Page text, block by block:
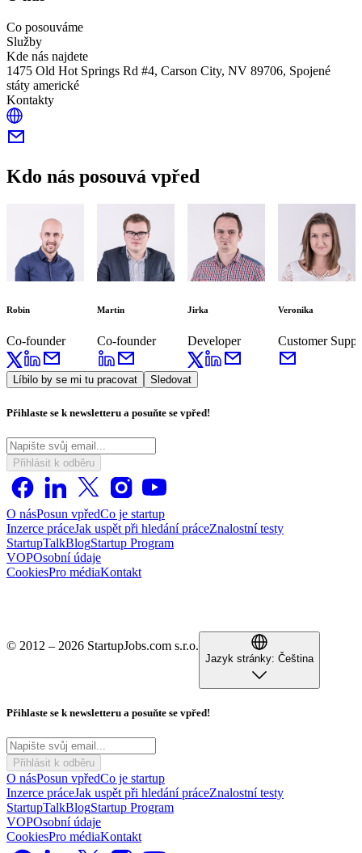
Co posouváme
Služby
Kde nás najdete
1475 Old Hot Springs Rd #4, Carson City, NV 89706, Spojené
státy americké
Kontakty
Kdo nás posouvá vpřed
Robin
Co-founder
Martin
Co-founder
Jirka
Developer
Veronika
Customer
Líbilo by se mi tu pracovat Sledovat
Přihlaste se k newsletteru a posuňte se vpřed!
Přihlásit k odběru
O násPosun vpředCo je startup
Inzerce práceJak uspět při hledání práceZnalostní testy
StartupTalkBlogStartup Program
VOPOsobní údaje
CookiesPro médiaKontakt
© 2012 – 2026 StartupJobs.com s.r.o.
Jazyk stránky: Čeština
Přihlaste se k newsletteru a posuňte se vpřed!
Přihlásit k odběru
O násPosun vpředCo je startup
Inzerce práceJak uspět při hledání práceZnalostní testy
StartupTalkBlogStartup Program
VOPOsobní údaje
CookiesPro médiaKontakt